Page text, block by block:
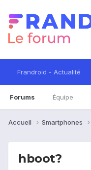
Frandroid - Actualité
Forums Équipe
Accueil Smartphones
hboot?